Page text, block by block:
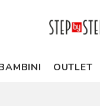
OUTLET